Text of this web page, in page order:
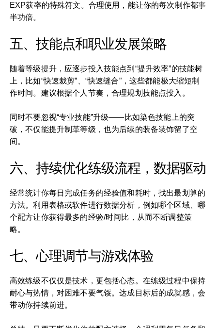
EXP获率的特殊符文。合理使用，能让你的每次制作都事
半功倍。
五、技能点和职业发展策略
随着等级提升，应逐步投入技能点到“提升效率”的技能树
上，比如“快速裁剪”、“快速缝合”，这些都能极大缩短制
作时间。建议根据个人节奏，合理规划技能点投入。
同时不要忽视“专业技能”升级——比如染色技能上的突
破，不仅能提升制革等级，也为后续的装备装饰留了空
间。
六、持续优化练级流程，数据驱动
经常统计你每日完成任务的经验值和耗时，找出最划算的
方法。利用表格或软件进行数据分析，例如哪个区域、哪
个配方让你获得最多的经验/时间比，从而不断调整策
略。
七、心理调节与游戏体验
高效练级不仅仅是技术，更包括心态。在练级过程中保持
耐心与热情，对困难不要气馁。达成目标后的成就感，会
带动你持续前进。